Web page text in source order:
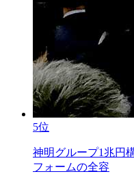
5位
神明グループ1兆円
フォームの全容